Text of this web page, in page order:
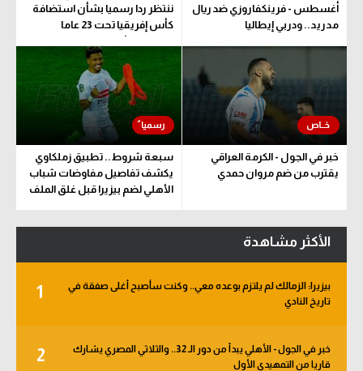
أغسطس - فرينكفاروزي ضد ريال
مدريد.. ودربي إيطاليا
ننتظر ردا رسميا بشأن استضافة
كأس إفريقيا تحت 23 عاما
خبر في الجول - الكرمة العراقي
يقترب من ضم مروان حمدي
سبعة شروط.. تطبيق زملكاوي
يكشف تفاصيل مفاوضات شباب
الأهلي لضم بيزيرا قبل غلق الملف
الأكثر مشاهدة
1
بيزيرا: الزمالك لم يلتزم بوعده معي.. وكنت سأصبح أغلى صفقة في
تاريخ النادي
2
خبر في الجول - الأهلي يبدأ من دور الـ 32.. والثلاثي المصري يشارك
قاريا من التمهيدي الأول